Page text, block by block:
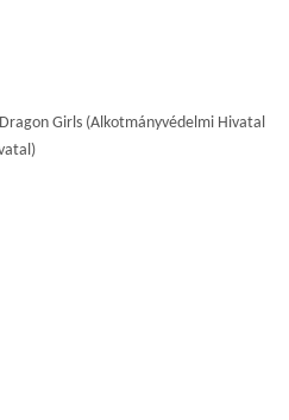
Girls (Alkotmányvédelmi Hivatal